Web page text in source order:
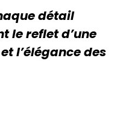
détail
le reflet d’une
l’élégance des